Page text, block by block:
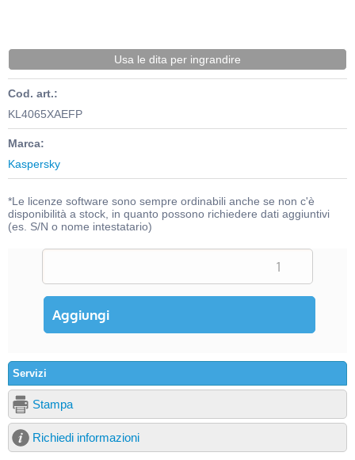
Usa le dita per ingrandire
Cod. art.:
KL4065XAEFP
Marca:
Kaspersky
*Le licenze software sono sempre ordinabili anche se non c'è
disponibilità a stock, in quanto possono richiedere dati aggiuntivi
(es. S/N o nome intestatario)
Servizi
Stampa
Richiedi informazioni